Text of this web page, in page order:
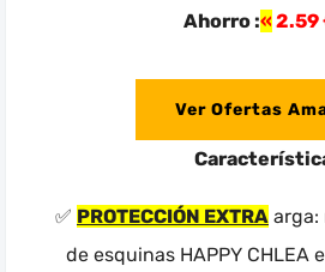
Ahorro : 2.59
Ver Ofertas
✅ PROTECCIÓN EXTRA arga:
de esquinas HAPPY CHLEA